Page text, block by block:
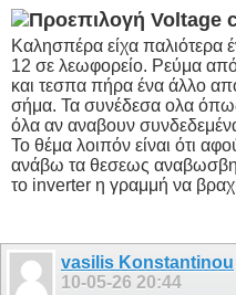
Voltage
Καλησπέρα είχα παλιότερα
12 σε λεωφορείο. Ρεύμα
και τεσπα πήρα ένα άλλο
σήμα. Τα συνέδεσα ολα
όλα αν αναβουν
Το θέμα λοιπόν είναι ότι
ανάβω τα θεσεως
το inverter η γραμμή να
vasilis Konstantinou
10-05-26 20:44